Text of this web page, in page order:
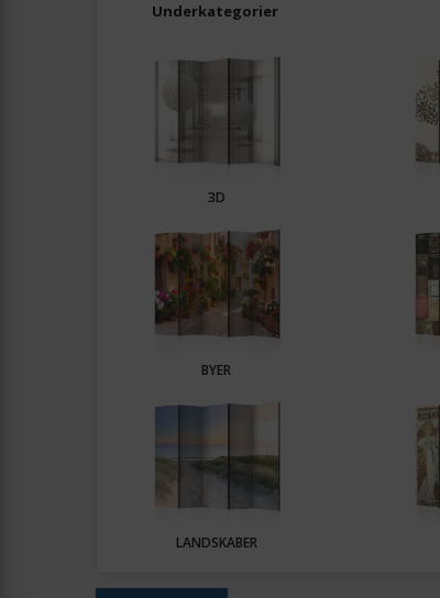
Underkategorier
3D
BYER
LANDSKABER